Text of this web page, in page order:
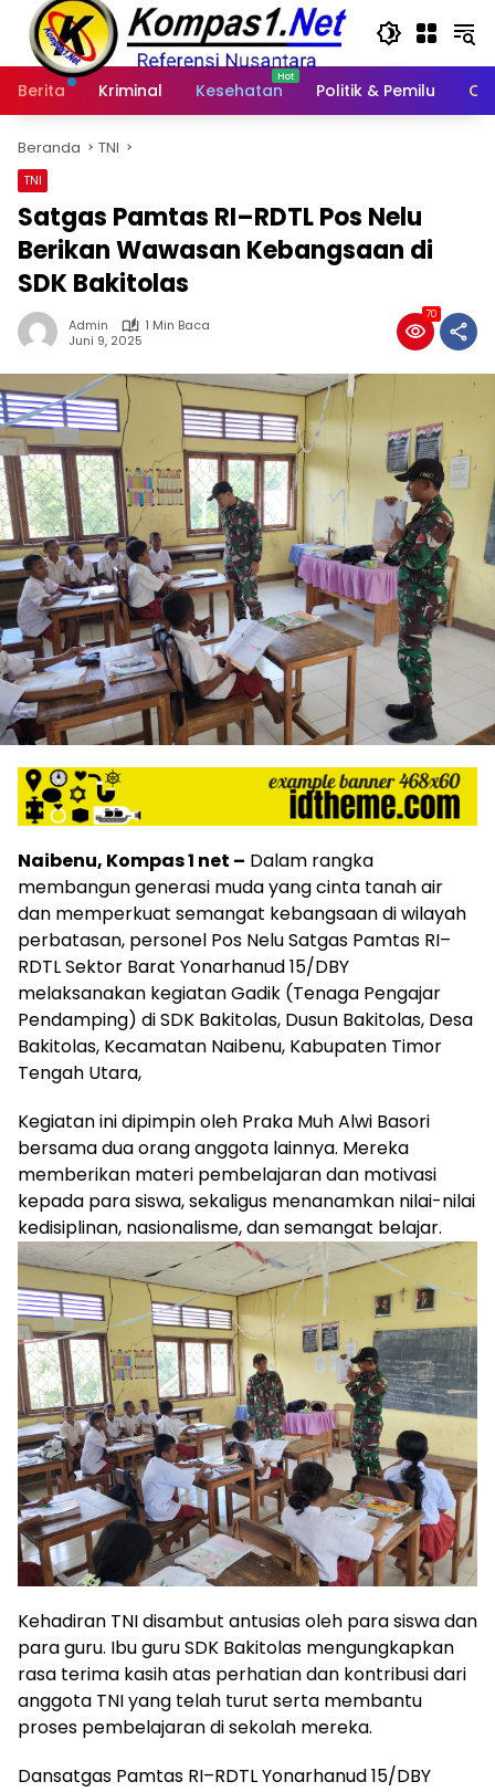
Langsung
konten
Berita
Kriminal Kesehatan Politik & Pemilu
Beranda TNI
TNI
Satgas Pamtas RI–RDTL Pos Nelu
Berikan Wawasan Kebangsaan di
SDK Bakitolas
Admin
1 Min Baca
Juni 9, 2025
70
Naibenu, Kompas 1 net – Dalam rangka
membangun generasi muda yang cinta tanah air
dan memperkuat semangat kebangsaan di wilayah
perbatasan, personel Pos Nelu Satgas Pamtas RI–
RDTL Sektor Barat Yonarhanud 15/DBY
melaksanakan kegiatan Gadik (Tenaga Pengajar
Pendamping) di SDK Bakitolas, Dusun Bakitolas, Desa
Bakitolas, Kecamatan Naibenu, Kabupaten Timor
Tengah Utara,
Kegiatan ini dipimpin oleh Praka Muh Alwi Basori
bersama dua orang anggota lainnya. Mereka
memberikan materi pembelajaran dan motivasi
kepada para siswa, sekaligus menanamkan nilai-nilai
kedisiplinan, nasionalisme, dan semangat belajar.
Kehadiran TNI disambut antusias oleh para siswa dan
para guru. Ibu guru SDK Bakitolas mengungkapkan
rasa terima kasih atas perhatian dan kontribusi dari
anggota TNI yang telah turut serta membantu
proses pembelajaran di sekolah mereka.
Dansatgas Pamtas RI–RDTL Yonarhanud 15/DBY